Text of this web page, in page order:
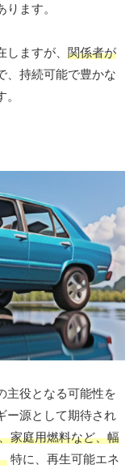
ます。
ますが、 関係者が
、持続可能で豊かな
主役となる可能性を
ー源として期待され
家庭用燃料など、幅
特に、再生可能エネ